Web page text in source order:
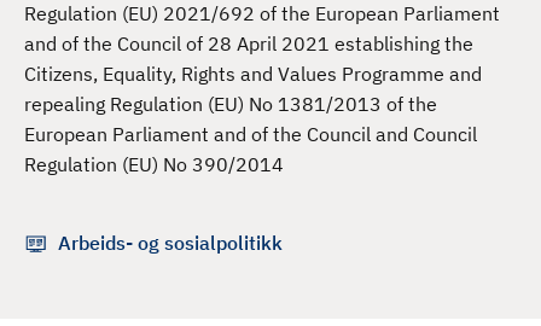
Regulation (EU) 2021/692 of the European Parliament
and of the Council of 28 April 2021 establishing the
Citizens, Equality, Rights and Values Programme and
repealing Regulation (EU) No 1381/2013 of the
European Parliament and of the Council and Council
Regulation (EU) No 390/2014
Arbeids- og sosialpolitikk